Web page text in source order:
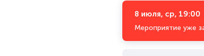
8 июля, ср, 19:00
Мероприятие уже